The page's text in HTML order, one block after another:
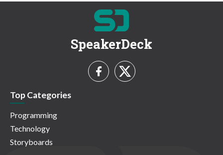
SpeakerDeck
Top Categories
Programming
Technology
Storyboards